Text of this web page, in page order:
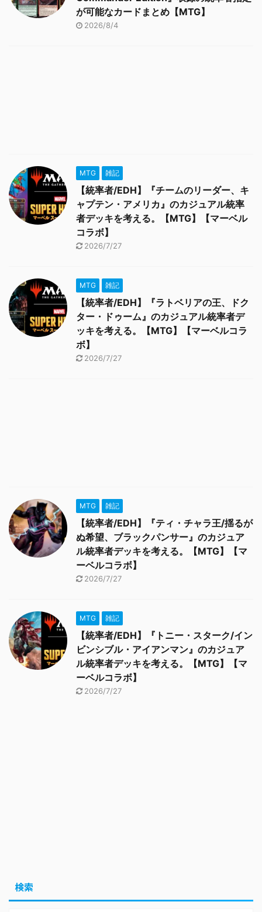
が可能なカードまとめ【MTG】
2026/8/4
MTG 雑記
【統率者/EDH】『チームのリーダー、キ
ャプテン・アメリカ』のカジュアル統率
者デッキを考える。【MTG】【マーベル
コラボ】
2026/7/27
MTG 雑記
【統率者/EDH】『ラトベリアの王、ドク
ター・ドゥーム』のカジュアル統率者デ
ッキを考える。【MTG】【マーベルコラ
ボ】
2026/7/27
MTG 雑記
【統率者/EDH】『ティ・チャラ王/揺るが
ぬ希望、ブラックパンサー』のカジュア
ル統率者デッキを考える。【MTG】【マ
ーベルコラボ】
2026/7/27
MTG 雑記
【統率者/EDH】『トニー・スターク/イン
ビンシブル・アイアンマン』のカジュア
ル統率者デッキを考える。【MTG】【マ
ーベルコラボ】
2026/7/27
検索